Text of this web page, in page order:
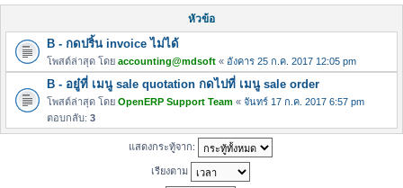
o
หัวข้อ
B - กดปริ้น invoice ไม่ได้
โพสต์ล่าสุด โดย accounting@mdsoft « อังคาร 25 ก.ค. 2017 12:05 pm
B - อยู๋ที่ เมนู sale quotation กดไปที่ เมนู sale order
โพสต์ล่าสุด โดย OpenERP Support Team « จันทร์ 17 ก.ค. 2017 6:57 pm
ตอบกลับ: 3
แสดงกระทู้จาก:
เรียงตาม